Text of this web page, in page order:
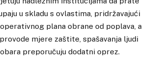
u skladu s ovlastima, pridržavajući
plana obrane od poplava, a
mjere zaštite, spašavanja ljudi
preporučuju dodatni oprez.